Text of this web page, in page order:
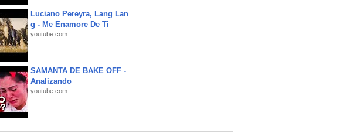
Luciano Pereyra, Lang Lan
g - Me Enamore De Ti
youtube.com
SAMANTA DE BAKE OFF -
Analizando
youtube.com